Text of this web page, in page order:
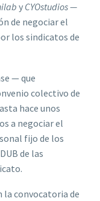
y CYOstudios —
de negociar el
los sindicatos de
— que
colectivo de
hace unos
a negociar el
fijo de los
de las
la convocatoria de